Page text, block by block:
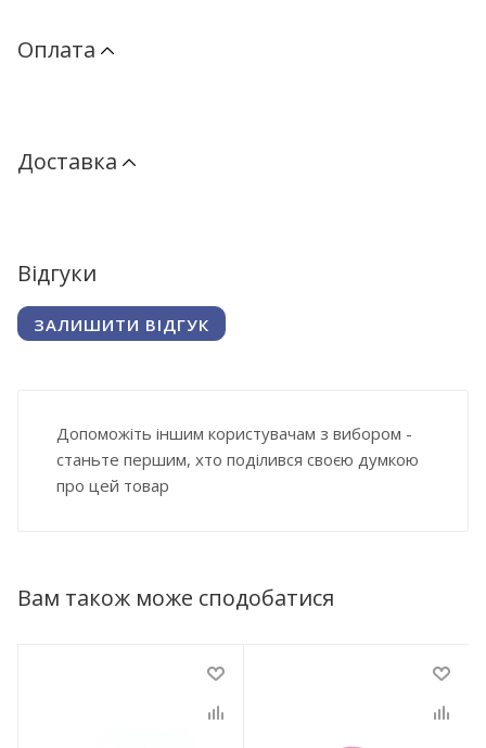
Оплата
Доставка
Відгуки
ЗАЛИШИТИ ВІДГУК
Допоможіть іншим користувачам з вибором -
станьте першим, хто поділився своєю думкою
про цей товар
Вам також може сподобатися